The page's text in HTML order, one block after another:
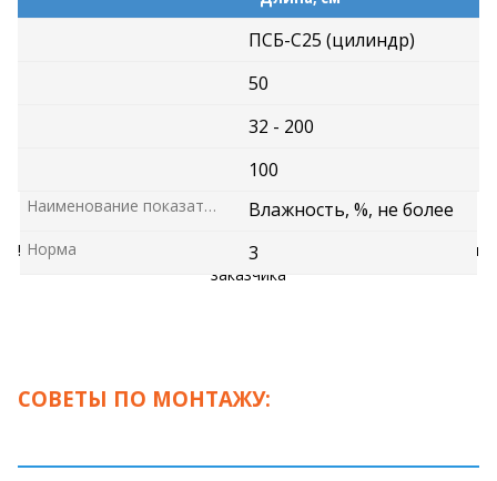
3
Водопоглощение за 24 ч
при 22
1,3
4
Влажность, %, не более
Наименование показателя
3
Норма
ПСБ-С25 (цилиндр)
50
32 - 200
100
!!! Возможен выпуск материала по согласованным размерам
заказчика
СОВЕТЫ ПО МОНТАЖУ: